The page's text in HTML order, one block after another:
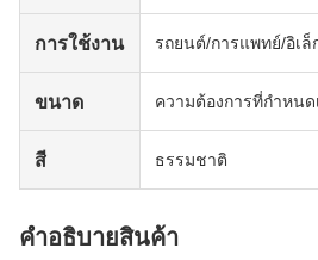
การใช้งาน รถยนต์/การแพทย์/อิเล็
ขนาด ความต้องการที่กําหนด
สี ธรรมชาติ
คําอธิบายสินค้า